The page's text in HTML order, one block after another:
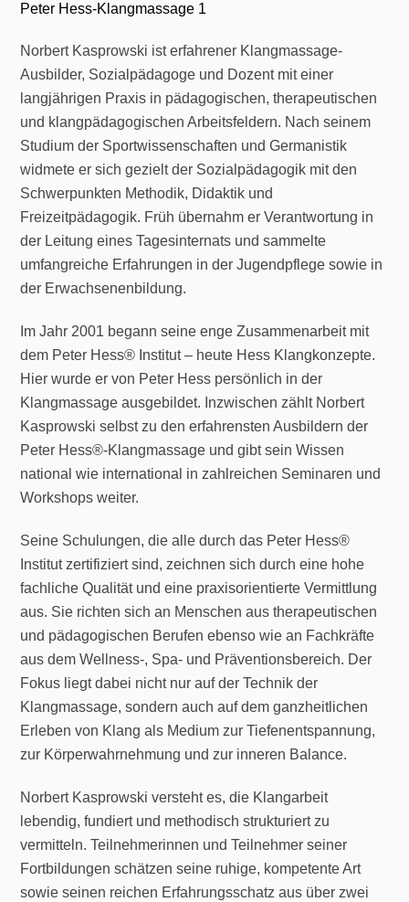
Peter Hess-Klangmassage 1
Norbert Kasprowski ist erfahrener Klangmassage-
Ausbilder, Sozialpädagoge und Dozent mit einer
langjährigen Praxis in pädagogischen, therapeutischen
und klangpädagogischen Arbeitsfeldern. Nach seinem
Studium der Sportwissenschaften und Germanistik
widmete er sich gezielt der Sozialpädagogik mit den
Schwerpunkten Methodik, Didaktik und
Freizeitpädagogik. Früh übernahm er Verantwortung in
der Leitung eines Tagesinternats und sammelte
umfangreiche Erfahrungen in der Jugendpflege sowie in
der Erwachsenenbildung.
Im Jahr 2001 begann seine enge Zusammenarbeit mit
dem Peter Hess® Institut – heute Hess Klangkonzepte.
Hier wurde er von Peter Hess persönlich in der
Klangmassage ausgebildet. Inzwischen zählt Norbert
Kasprowski selbst zu den erfahrensten Ausbildern der
Peter Hess®-Klangmassage und gibt sein Wissen
national wie international in zahlreichen Seminaren und
Workshops weiter.
Seine Schulungen, die alle durch das Peter Hess®
Institut zertifiziert sind, zeichnen sich durch eine hohe
fachliche Qualität und eine praxisorientierte Vermittlung
aus. Sie richten sich an Menschen aus therapeutischen
und pädagogischen Berufen ebenso wie an Fachkräfte
aus dem Wellness-, Spa- und Präventionsbereich. Der
Fokus liegt dabei nicht nur auf der Technik der
Klangmassage, sondern auch auf dem ganzheitlichen
Erleben von Klang als Medium zur Tiefenentspannung,
zur Körperwahrnehmung und zur inneren Balance.
Norbert Kasprowski versteht es, die Klangarbeit
lebendig, fundiert und methodisch strukturiert zu
vermitteln. Teilnehmerinnen und Teilnehmer seiner
Fortbildungen schätzen seine ruhige, kompetente Art
sowie seinen reichen Erfahrungsschatz aus über zwei